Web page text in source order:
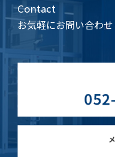
Contact
お気軽にお問い合わ